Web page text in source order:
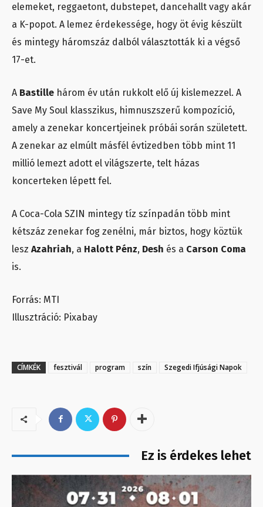
elemeket, reggaetont, dubstepet, dancehallt vagy akár
a K-popot. A lemez érdekessége, hogy öt évig készült
és mintegy háromszáz dalból választották ki a végső
17-et.
A Bastille három év után rukkolt elő új kislemezzel. A
Save My Soul klasszikus, himnuszszerű kompozíció,
amely a zenekar koncertjeinek próbái során született.
A zenekar az elmúlt másfél évtizedben több mint 11
millió lemezt adott el világszerte, telt házas
koncerteken lépett fel.
A Coca-Cola SZIN mintegy tíz színpadán több mint
kétszáz zenekar fog zenélni, már biztos, hogy köztük
lesz Azahriah, a Halott Pénz, Desh és a Carson Coma
is.
Forrás: MTI
Illusztráció: Pixabay
CÍMKÉK fesztivál program szín Szegedi Ifjúsági Napok
Ez is érdekes lehet